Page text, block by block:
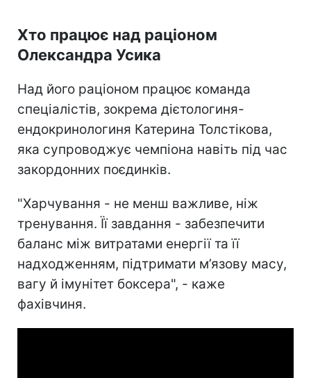
Хто працює над раціоном
Олександра Усика
Над його раціоном працює команда
спеціалістів, зокрема дієтологиня-
ендокринологиня Катерина Толстікова,
яка супроводжує чемпіона навіть під час
закордонних поєдинків.
"Харчування - не менш важливе, ніж
тренування. Її завдання - забезпечити
баланс між витратами енергії та її
надходженням, підтримати м’язову масу,
вагу й імунітет боксера", - каже
фахівчиня.